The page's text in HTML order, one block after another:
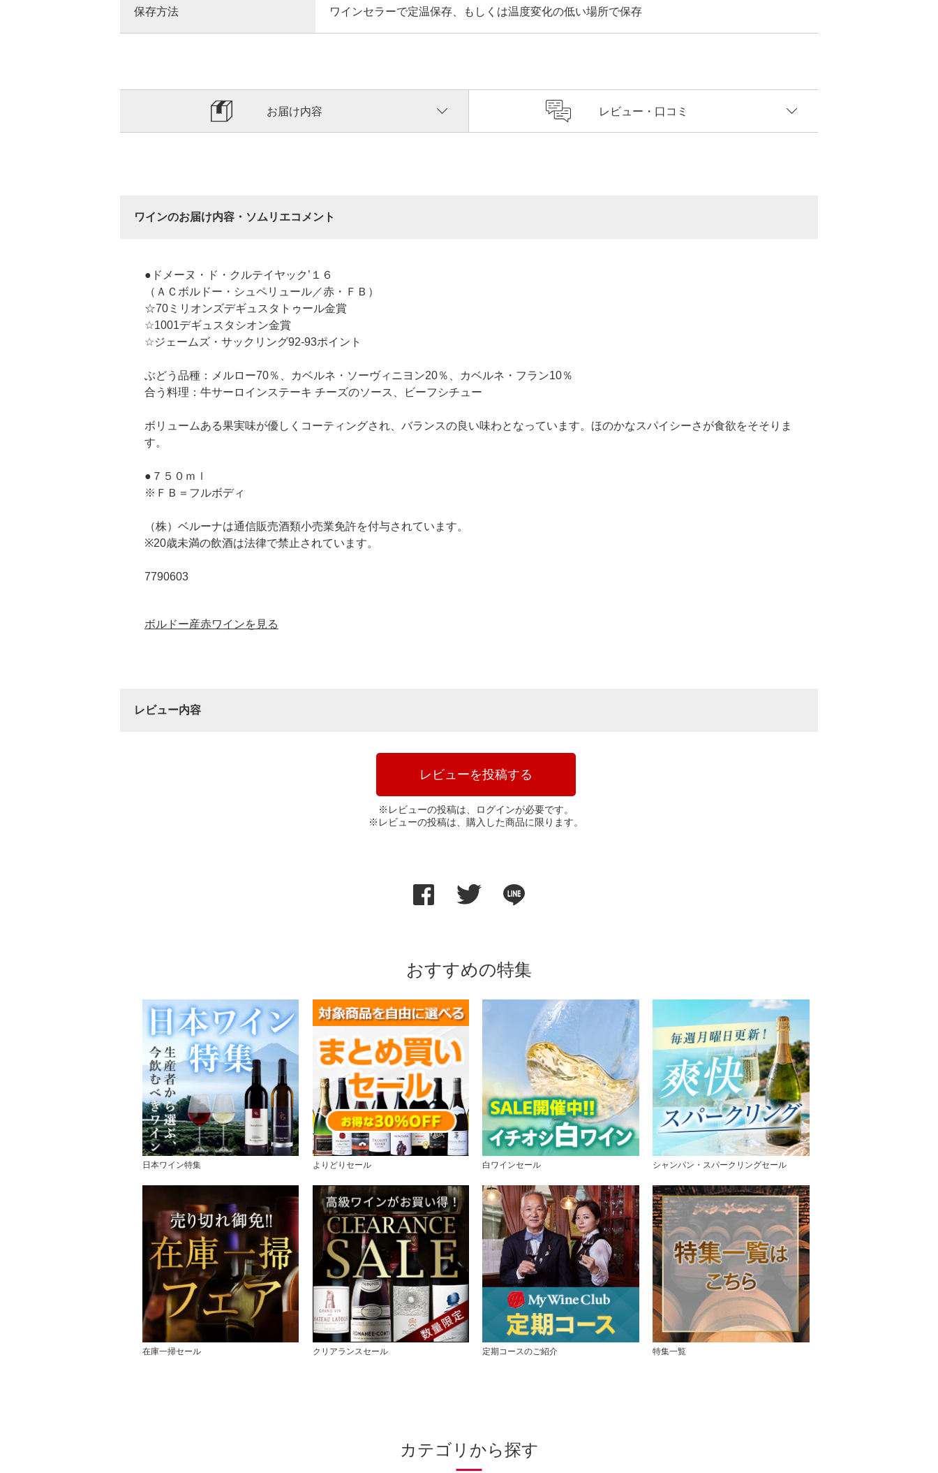
保存方法 ワインセラーで定温保存、もしくは温度変化の低い場所で保存
お届け内容 レビュー ・口コミ
ワインのお届け内容・ソムリエコメント
●ドメーヌ・ド・クルテイヤック’１６
（ＡＣボルドー・シュペリュール／赤・ＦＢ）
☆70ミリオンズデギュスタトゥール金賞
☆1001デギュスタシオン金賞
☆ジェームズ・サックリング92-93ポイント
ぶどう品種：メルロー70％、カベルネ・ソーヴィニヨン20％、カベルネ・フラン10％
合う料理：牛サーロインステーキ チーズのソース、ビーフシチュー
ボリュームある果実味が優しくコーティングされ、バランスの良い味わとなっています。ほのかなスパイシーさが食欲をそそりま
す。
●７５０ｍｌ
※ＦＢ＝フルボディ
（株）ベルーナは通信販売酒類小売業免許を付与されています。
※20歳未満の飲酒は法律で禁止されています。
7790603
ボルドー産赤ワインを見る
レビュー内容
レビューを投稿する
※レビューの投稿は、ログインが必要です。
※レビューの投稿は、購入した商品に限ります。
おすすめの特集
日本ワイン特集 よりどりセール 白ワインセール シャンパン・スパークリングセール
在庫一掃セール クリアランスセール 定期コースのご紹介 特集一覧
カテゴリから探す